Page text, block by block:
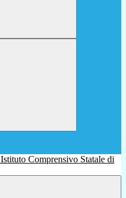
Istituto Comprensivo Statale di